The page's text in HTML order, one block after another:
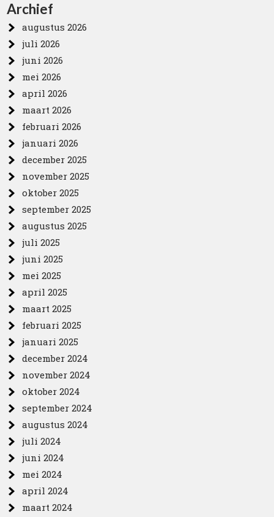
Archief
augustus 2026
juli 2026
juni 2026
mei 2026
april 2026
maart 2026
februari 2026
januari 2026
december 2025
november 2025
oktober 2025
september 2025
augustus 2025
juli 2025
juni 2025
mei 2025
april 2025
maart 2025
februari 2025
januari 2025
december 2024
november 2024
oktober 2024
september 2024
augustus 2024
juli 2024
juni 2024
mei 2024
april 2024
maart 2024